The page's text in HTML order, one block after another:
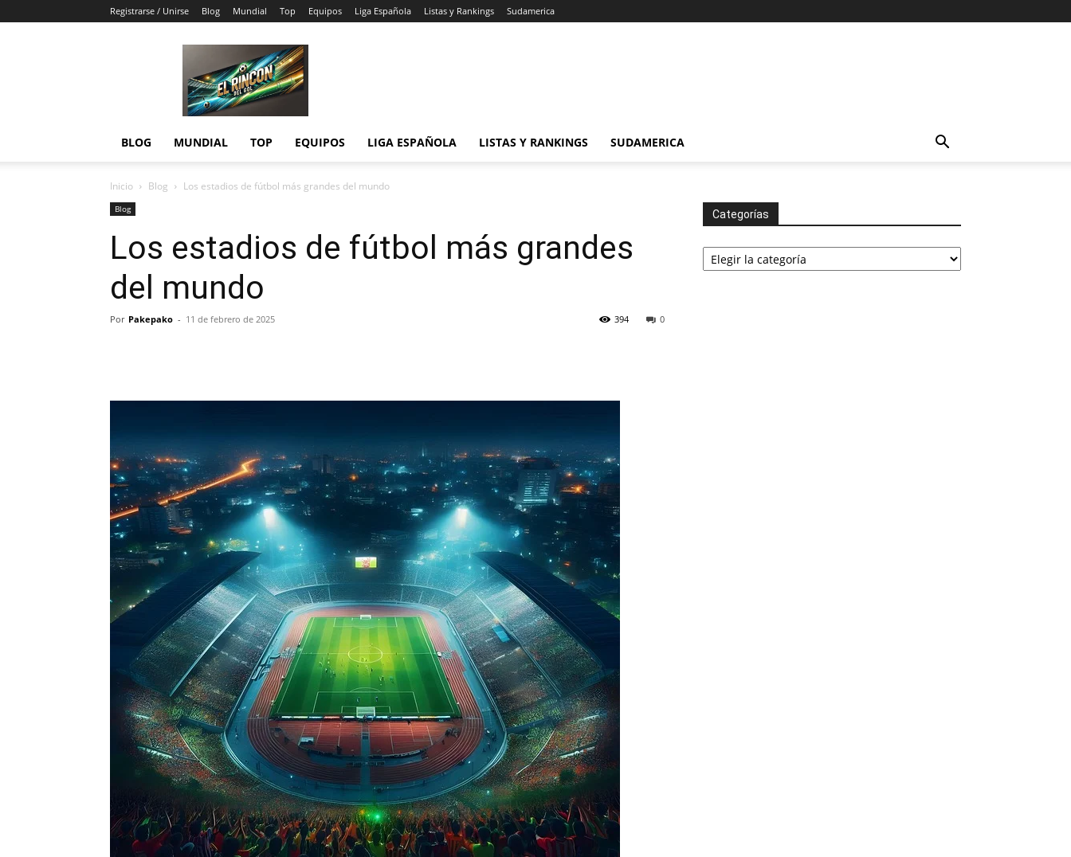
Registrarse / Unirse Blog Mundial Top Equipos Liga Española Listas y Rankings Sudamerica
Rincón
del
Gol
BLOG MUNDIAL TOP EQUIPOS LIGA ESPAÑOLA LISTAS Y RANKINGS SUDAMERICA
Inicio Blog Los estadios de fútbol más grandes del mundo
Blog
Los estadios de fútbol más grandes
del mundo
Por Pakepako - 11 de febrero de 2025 0
394
Categorías
Categorías